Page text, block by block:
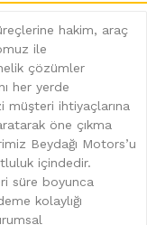
hakim, araç
ile
çözümler
her yerde
müşteri ihtiyaçlarına
öne çıkma
Beydağı Motors’u
içindedir.
süre boyunca
kolaylığı